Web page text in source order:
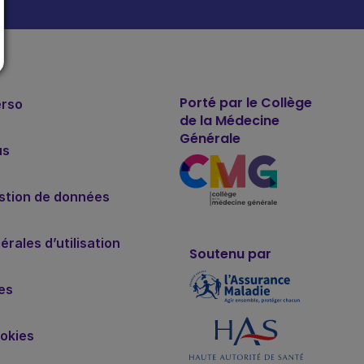
de données
d’utilisation
Porté par le Collège
de la Médecine
Générale
Soutenu par